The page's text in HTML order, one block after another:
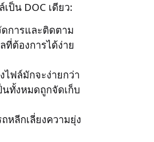
ป็น DOC เดียว:
ดการและติดตาม
ที่ต้องการได้ง่าย
ฟล์มักจะง่ายกว่า
นทั้งหมดถูกจัดเก็บ
หลีกเลี่ยงความยุ่ง